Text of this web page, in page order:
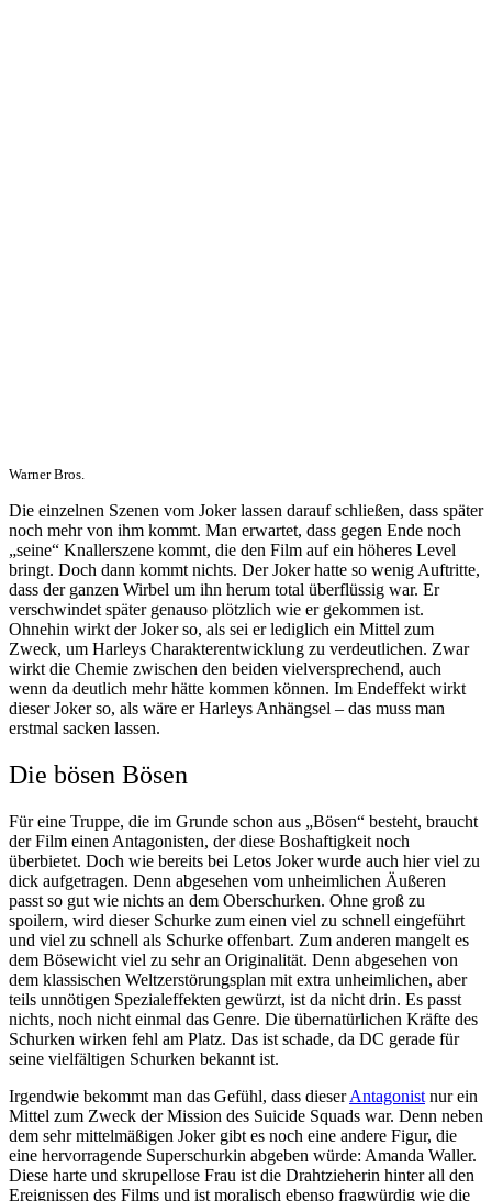
Warner Bros.
Die einzelnen Szenen vom Joker lassen darauf schließen, dass später
noch mehr von ihm kommt. Man erwartet, dass gegen Ende noch
„seine“ Knallerszene kommt, die den Film auf ein höheres Level
bringt. Doch dann kommt nichts. Der Joker hatte so wenig Auftritte,
dass der ganzen Wirbel um ihn herum total überflüssig war. Er
verschwindet später genauso plötzlich wie er gekommen ist.
Ohnehin wirkt der Joker so, als sei er lediglich ein Mittel zum
Zweck, um Harleys Charakterentwicklung zu verdeutlichen. Zwar
wirkt die Chemie zwischen den beiden vielversprechend, auch
wenn da deutlich mehr hätte kommen können. Im Endeffekt wirkt
dieser Joker so, als wäre er Harleys Anhängsel – das muss man
erstmal sacken lassen.
Die bösen Bösen
Für eine Truppe, die im Grunde schon aus „Bösen“ besteht, braucht
der Film einen Antagonisten, der diese Boshaftigkeit noch
überbietet. Doch wie bereits bei Letos Joker wurde auch hier viel zu
dick aufgetragen. Denn abgesehen vom unheimlichen Äußeren
passt so gut wie nichts an dem Oberschurken. Ohne groß zu
spoilern, wird dieser Schurke zum einen viel zu schnell eingeführt
und viel zu schnell als Schurke offenbart. Zum anderen mangelt es
dem Bösewicht viel zu sehr an Originalität. Denn abgesehen von
dem klassischen Weltzerstörungsplan mit extra unheimlichen, aber
teils unnötigen Spezialeffekten gewürzt, ist da nicht drin. Es passt
nichts, noch nicht einmal das Genre. Die übernatürlichen Kräfte des
Schurken wirken fehl am Platz. Das ist schade, da DC gerade für
seine vielfältigen Schurken bekannt ist.
Irgendwie bekommt man das Gefühl, dass dieserAntagonist nur ein
Mittel zum Zweck der Mission des Suicide Squads war. Denn neben
dem sehr mittelmäßigen Joker gibt es noch eine andere Figur, die
eine hervorragende Superschurkin abgeben würde: Amanda Waller.
Diese harte und skrupellose Frau ist die Drahtzieherin hinter all den
Ereignissen des Films und ist moralisch ebenso fragwürdig wie die